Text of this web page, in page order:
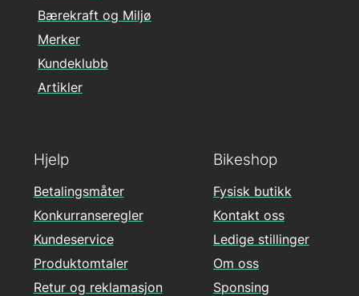
Hjelp
Betalingsmåter
Konkurranseregler
Kundeservice
Produktomtaler
Retur og reklamasjon
Bærekraft og Miljø
Merker
Kundeklubb
Artikler
Bikeshop
Fysisk butikk
Kontakt oss
Ledige stillinger
Om oss
Sponsing